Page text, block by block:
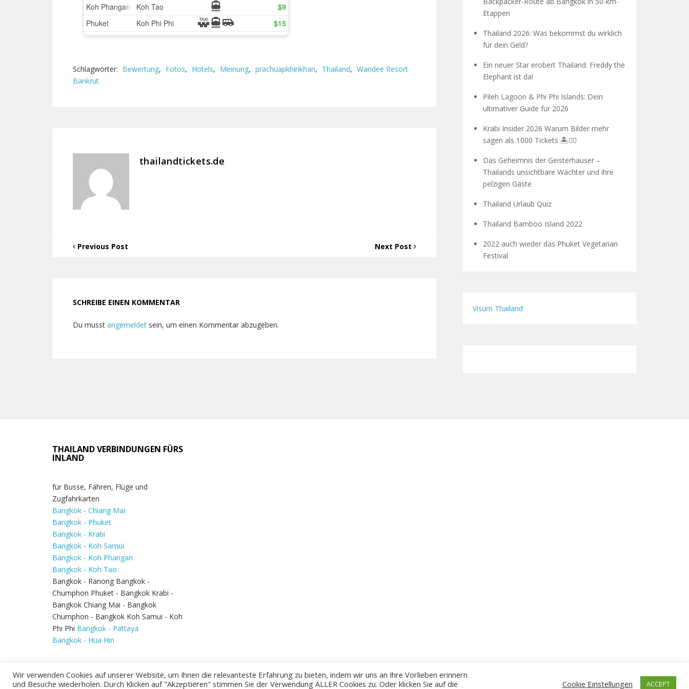
Schlagwörter: Bewertung, Fotos, Hotels, Meinung, prachuapkhirikhan, Thailand, Wandee Resort
Bankrut
thailandtickets.de
Previous Post Next Post
SCHREIBE EINEN KOMMENTAR
Du musst angemeldet sein, um einen Kommentar abzugeben.
Etappen
Thailand 2026: Was bekommst du wirklich
für dein Geld?
Ein neuer Star erobert Thailand: Freddy the
Elephant ist da!
Pileh Lagoon & Phi Phi Islands: Dein
ultimativer Guide für 2026
Krabi Insider 2026 Warum Bilder mehr
sagen als 1000 Tickets 🏝️🧗‍♂️
Das Geheimnis der Geisterhäuser –
Thailands unsichtbare Wächter und ihre
pelzigen Gäste
Thailand Urlaub Quiz
Thailand Bamboo Island 2022
2022 auch wieder das Phuket Vegetarian
Festival
Visum Thailand
THAILAND VERBINDUNGEN FÜRS
INLAND
für Busse, Fähren, Flüge und
Zugfahrkarten
Bangkok - Chiang Mai
Bangkok - Phuket
Bangkok - Krabi
Bangkok - Koh Samui
Bangkok - Koh Phangan
Bangkok - Koh Tao
Bangkok - Ranong Bangkok -
Chumphon Phuket - Bangkok Krabi -
Bangkok Chiang Mai - Bangkok
Chumphon - Bangkok Koh Samui - Koh
Phi Phi Bangkok - Pattaya
Bangkok - Hua Hin
Wir verwenden Cookies auf unserer Website, um Ihnen die relevanteste Erfahrung zu bieten, indem wir uns an Ihre Vorlieben erinnern
und Besuche wiederholen. Durch Klicken auf "Akzeptieren" stimmen Sie der Verwendung ALLER Cookies zu. Oder klicken Sie auf die
Cookie Einstellungen ACCEPT